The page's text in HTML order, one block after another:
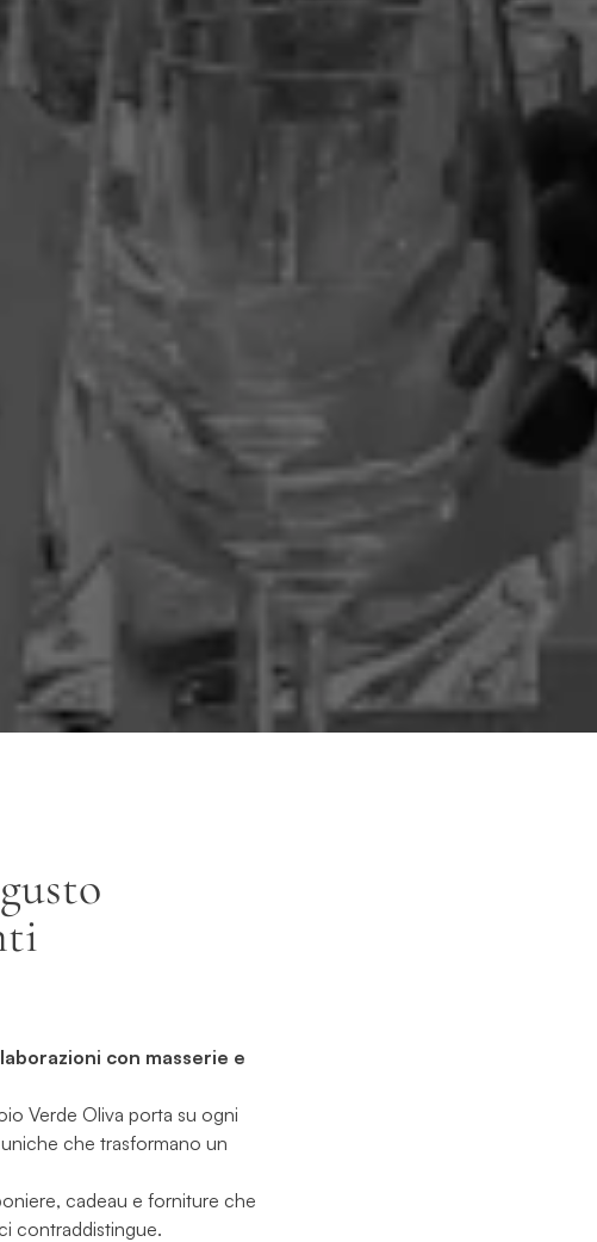
con masserie e
Verde Oliva porta su ogni
che trasformano un
cadeau e forniture che
contraddistingue.